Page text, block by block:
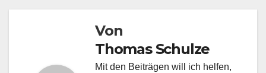
Von
Thomas Schulze
Mit den Beiträgen will ich helfen,